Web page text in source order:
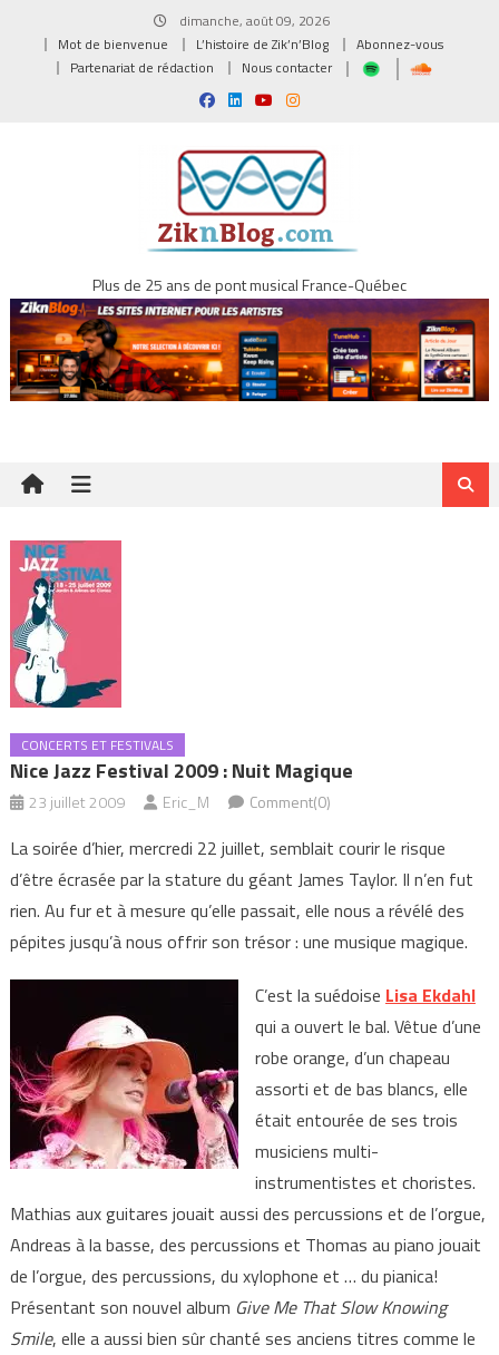
dimanche, août 09, 2026
Mot de bienvenue
L’histoire de Zik’n’Blog
Abonnez-vous
Partenariat de rédaction
Nous contacter
Plus de 25 ans de pont musical France-Québec
CONCERTS ET FESTIVALS
Nice Jazz Festival 2009 : Nuit Magique
23 juillet 2009 Eric_M Comment(0)
La soirée d’hier, mercredi 22 juillet, semblait courir le risque
d’être écrasée par la stature du géant James Taylor. Il n’en fut
rien. Au fur et à mesure qu’elle passait, elle nous a révélé des
pépites jusqu’à nous offrir son trésor : une musique magique.
C’est la suédoise Lisa Ekdahl
qui a ouvert le bal. Vêtue d’une
robe orange, d’un chapeau
assorti et de bas blancs, elle
était entourée de ses trois
musiciens multi-
instrumentistes et choristes.
Mathias aux guitares jouait aussi des percussions et de l’orgue,
Andreas à la basse, des percussions et Thomas au piano jouait
de l’orgue, des percussions, du xylophone et … du pianica!
Présentant son nouvel album Give Me That Slow Knowing
Smile, elle a aussi bien sûr chanté ses anciens titres comme le